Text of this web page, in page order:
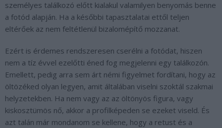
személyes találkozó előtt kialakul valamilyen benyomás benne
a fotód alapján. Ha a későbbi tapasztalatai ettől teljen
eltérőek az nem feltétlenül bizalomépítő mozzanat.
Ezért is érdemes rendszeresen cserélni a fotódat, hiszen
nem a tíz évvel ezelőtti éned fog megjelenni egy találkozón.
Emellett, pedig arra sem árt némi figyelmet fordítani, hogy az
öltözéked olyan legyen, amit általában viselni szoktál szakmai
helyzetekben. Ha nem vagy az az öltönyös figura, vagy
kiskosztümös nő, akkor a profilképeden se ezeket viseld. És
azt talán már mondanom se kellene, hogy a retust és a